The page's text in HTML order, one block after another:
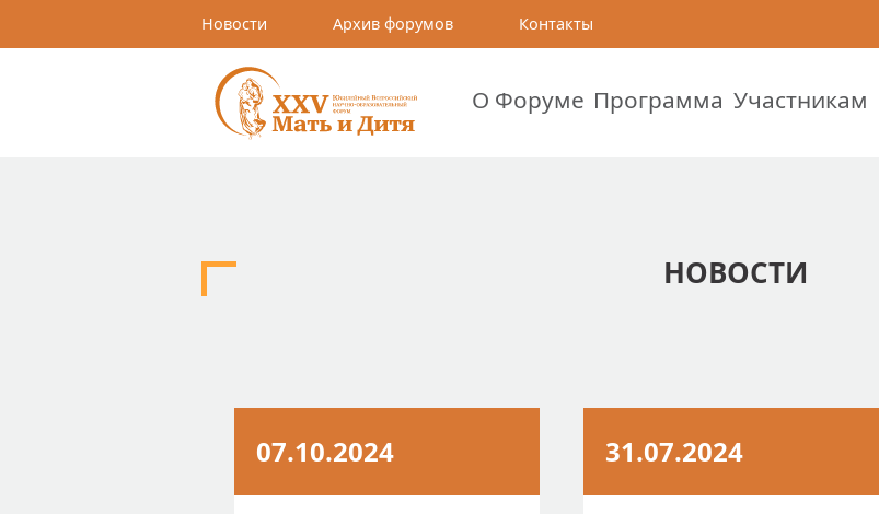
Новости Архив форумов Контакты
О Форуме Программа Участникам
НОВОСТИ
07.10.2024 31.07.2024